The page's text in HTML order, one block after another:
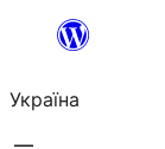
Перейти
вмісту
Україна